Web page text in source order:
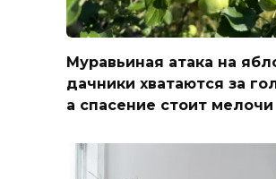
Муравьиная атака на
дачники хватаются за
а спасение стоит мелочи